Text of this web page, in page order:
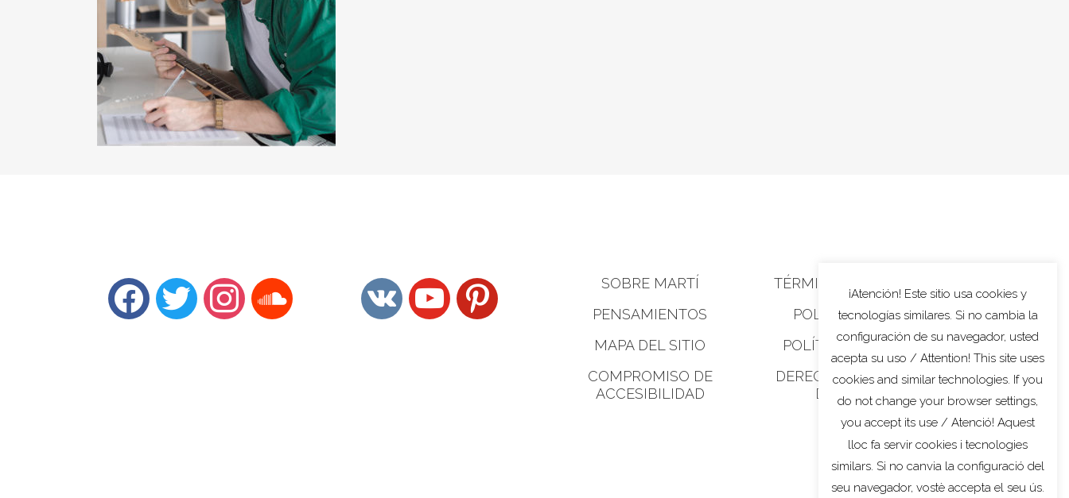
facebooktwitter instagramsoundcloud vkontakteyoutubepinterest
SOBRE MARTÍ
PENSAMIENTOS
MAPA DEL SITIO
COMPROMISO DE
ACCESIBILIDAD
TÉRMINOS Y CONDICIONES
POLÍTICA DE COOKIES
POLÍTICA DE PRIVACIDAD
DERECHOS DE PRIVACIDAD
DE CALIFORNIA
¡Atención! Este sitio usa cookies y
tecnologías similares. Si no cambia la
configuración de su navegador, usted
acepta su uso / Attention! This site uses
cookies and similar technologies. If you
do not change your browser settings,
you accept its use / Atenció! Aquest
lloc fa servir cookies i tecnologies
similars. Si no canvia la configuració del
seu navegador, vostè accepta el seu ús.